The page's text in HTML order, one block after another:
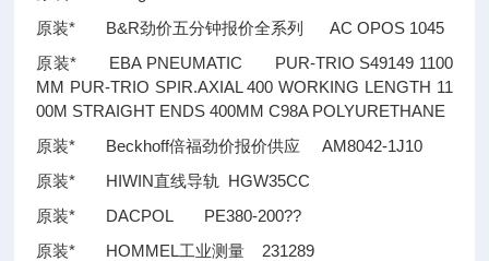
原装* B&R劲价五分钟报价全系列 AC OPOS 1045
原装* EBA PNEUMATIC PUR-TRIO S49149 1100
MM PUR-TRIO SPIR.AXIAL 400 WORKING LENGTH 11
00M STRAIGHT ENDS 400MM C98A POLYURETHANE
原装* Beckhoff倍福劲价报价供应 AM8042-1J10
原装* HIWIN直线导轨 HGW35CC
原装* DACPOL PE380-200??
原装* HOMMEL工业测量 231289